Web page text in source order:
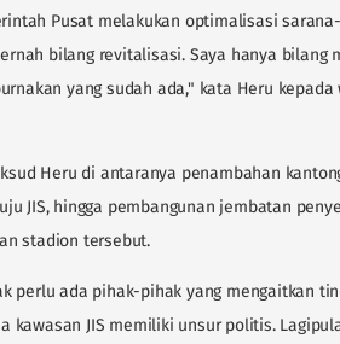
Pusat melakukan optimalisasi
bilang revitalisasi. Saya hanya bilang
yang sudah ada," kata Heru
Heru di antaranya penambahan
JIS, hingga pembangunan jembatan
stadion tersebut.
perlu ada pihak-pihak yang mengaitkan
kawasan JIS memiliki unsur politis.